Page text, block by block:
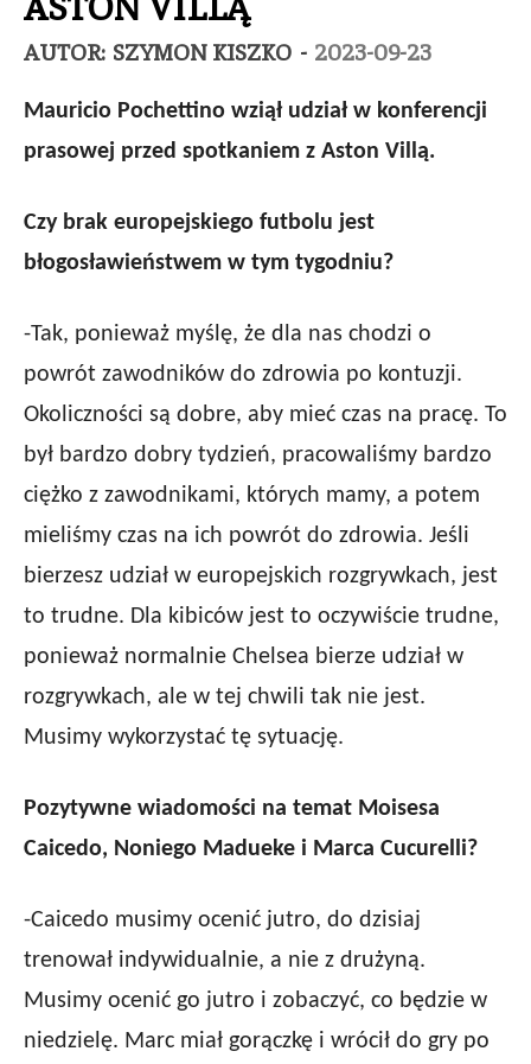
AUTOR: SZYMON KISZKO - 2023-09-23
Mauricio Pochettino wziął udział w konferencji
prasowej przed spotkaniem z Aston Villą.
Czy brak europejskiego futbolu jest
błogosławieństwem w tym tygodniu?
-Tak, ponieważ myślę, że dla nas chodzi o
powrót zawodników do zdrowia po kontuzji.
Okoliczności są dobre, aby mieć czas na pracę. To
był bardzo dobry tydzień, pracowaliśmy bardzo
ciężko z zawodnikami, których mamy, a potem
mieliśmy czas na ich powrót do zdrowia. Jeśli
bierzesz udział w europejskich rozgrywkach, jest
to trudne. Dla kibiców jest to oczywiście trudne,
ponieważ normalnie Chelsea bierze udział w
rozgrywkach, ale w tej chwili tak nie jest.
Musimy wykorzystać tę sytuację.
Pozytywne wiadomości na temat Moisesa
Caicedo, Noniego Madueke i Marca Cucurelli?
-Caicedo musimy ocenić jutro, do dzisiaj
trenował indywidualnie, a nie z drużyną.
Musimy ocenić go jutro i zobaczyć, co będzie w
niedzielę. Marc miał gorączkę i wrócił do gry po